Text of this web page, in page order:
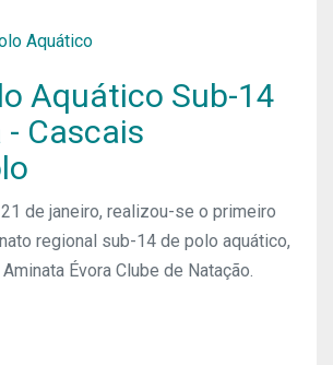
Aquático
Aquático Sub-14
Cascais
de janeiro, realizou-se o primeiro
regional sub-14 de polo aquático,
Évora Clube de Natação.